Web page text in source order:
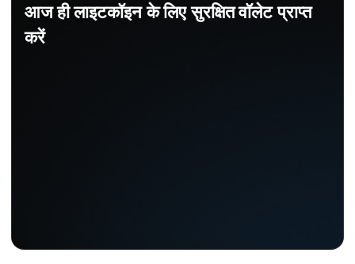
आज ही लाइटकॉइन के लिए सुरक्षित वॉलेट प्राप्त
करें